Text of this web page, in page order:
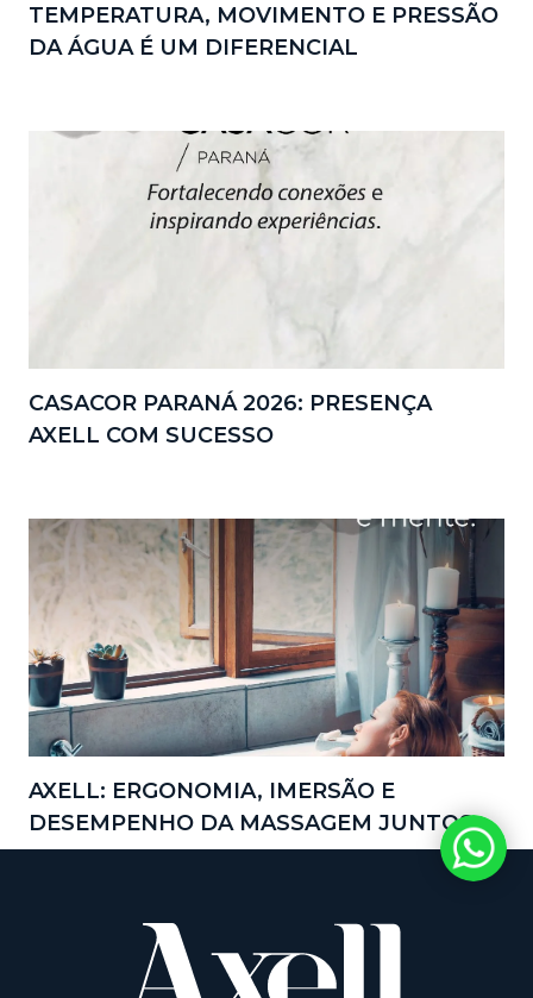
TEMPERATURA, MOVIMENTO E PRESSÃO
DA ÁGUA É UM DIFERENCIAL
CASACOR PARANÁ 2026: PRESENÇA
AXELL COM SUCESSO
AXELL: ERGONOMIA, IMERSÃO E
DESEMPENHO DA MASSAGEM JUNTOS